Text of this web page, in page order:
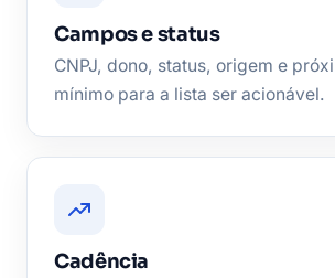
Campos e status
CNPJ, dono, status, origem e
mínimo para a lista ser acionável.
Cadência